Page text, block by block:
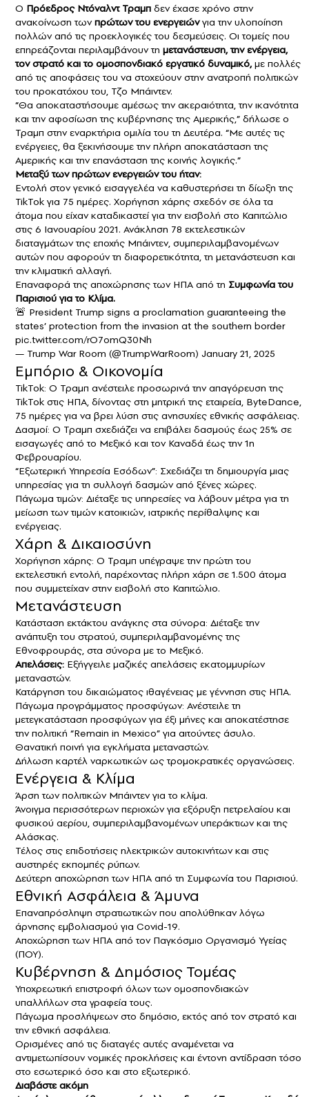
Ο Πρόεδρος Ντόναλντ Τραμπ δεν έχασε χρόνο στην
ανακοίνωση τωνπρώτων του ενεργειώνγια την υλοποίηση
πολλών από τις προεκλογικές του δεσμεύσεις. Οι τομείς που
επηρεάζονται περιλαμβάνουν τη μετανάστευση, την ενέργεια,
τον στρατό και το ομοσπονδιακό εργατικό δυναμικό,με πολλές
από τις αποφάσεις του να στοχεύουν στην ανατροπή πολιτικών
του προκατόχου του, Τζο Μπάιντεν.
“Θα αποκαταστήσουμε αμέσως την ακεραιότητα, την ικανότητα
και την αφοσίωση της κυβέρνησης της Αμερικής,” δήλωσε ο
Τραμπ στην εναρκτήρια ομιλία του τη Δευτέρα. “Με αυτές τις
ενέργειες, θα ξεκινήσουμε την πλήρη αποκατάσταση της
Αμερικής και την επανάσταση της κοινής λογικής.”
Μεταξύ των πρώτων ενεργειών του ήταν:
Εντολή στον γενικό εισαγγελέα να καθυστερήσει τη δίωξη της
TikTok για 75 ημέρες. Χορήγηση χάρης σχεδόν σε όλα τα
άτομα που είχαν καταδικαστεί για την εισβολή στο Καπιτώλιο
στις 6 Ιανουαρίου 2021. Ανάκληση 78 εκτελεστικών
διαταγμάτων της εποχής Μπάιντεν, συμπεριλαμβανομένων
αυτών που αφορούν τη διαφορετικότητα, τη μετανάστευση και
την κλιματική αλλαγή.
Επαναφορά της αποχώρησης των ΗΠΑ από τη Συμφωνία του
Παρισιού για το Κλίμα.
🚨 President Trump signs a proclamation guaranteeing the
states’ protection from the invasion at the southern border
pic.twitter.com/rO7omQ30Nh
— Trump War Room (@TrumpWarRoom) January 21, 2025
Εμπόριο & Οικονομία
TikTok: Ο Τραμπ ανέστειλε προσωρινά την απαγόρευση της
TikTok στις ΗΠΑ, δίνοντας στη μητρική της εταιρεία, ByteDance,
75 ημέρες για να βρει λύση στις ανησυχίες εθνικής ασφάλειας.
Δασμοί: Ο Τραμπ σχεδιάζει να επιβάλει δασμούς έως 25% σε
εισαγωγές από το Μεξικό και τον Καναδά έως την 1η
Φεβρουαρίου.
“Εξωτερική Υπηρεσία Εσόδων”: Σχεδιάζει τη δημιουργία μιας
υπηρεσίας για τη συλλογή δασμών από ξένες χώρες.
Πάγωμα τιμών: Διέταξε τις υπηρεσίες να λάβουν μέτρα για τη
μείωση των τιμών κατοικιών, ιατρικής περίθαλψης και
ενέργειας.
Χάρη & Δικαιοσύνη
Χορήγηση χάρης: Ο Τραμπ υπέγραψε την πρώτη του
εκτελεστική εντολή, παρέχοντας πλήρη χάρη σε 1.500 άτομα
που συμμετείχαν στην εισβολή στο Καπιτώλιο.
Μετανάστευση
Κατάσταση εκτάκτου ανάγκης στα σύνορα: Διέταξε την
ανάπτυξη του στρατού, συμπεριλαμβανομένης της
Εθνοφρουράς, στα σύνορα με το Μεξικό.
Απελάσεις: Εξήγγειλε μαζικές απελάσεις εκατομμυρίων
μεταναστών.
Κατάργηση του δικαιώματος ιθαγένειας με γέννηση στις ΗΠΑ.
Πάγωμα προγράμματος προσφύγων: Ανέστειλε τη
μετεγκατάσταση προσφύγων για έξι μήνες και αποκατέστησε
την πολιτική “Remain in Mexico” για αιτούντες άσυλο.
Θανατική ποινή για εγκλήματα μεταναστών.
Δήλωση καρτέλ ναρκωτικών ως τρομοκρατικές οργανώσεις.
Ενέργεια & Κλίμα
Άρση των πολιτικών Μπάιντεν για το κλίμα.
Άνοιγμα περισσότερων περιοχών για εξόρυξη πετρελαίου και
φυσικού αερίου, συμπεριλαμβανομένων υπεράκτιων και της
Αλάσκας.
Τέλος στις επιδοτήσεις ηλεκτρικών αυτοκινήτων και στις
αυστηρές εκπομπές ρύπων.
Δεύτερη αποχώρηση των ΗΠΑ από τη Συμφωνία του Παρισιού.
Εθνική Ασφάλεια & Άμυνα
Επαναπρόσληψη στρατιωτικών που απολύθηκαν λόγω
άρνησης εμβολιασμού για Covid-19.
Αποχώρηση των ΗΠΑ από τον Παγκόσμιο Οργανισμό Υγείας
(ΠΟΥ).
Κυβέρνηση & Δημόσιος Τομέας
Υποχρεωτική επιστροφή όλων τωνομοσπονδιακών
υπαλλήλων στα γραφεία τους.
Πάγωμα προσλήψεων στο δημόσιο, εκτός από τον στρατό και
την εθνική ασφάλεια.
Ορισμένες από τις διαταγές αυτές αναμένεται να
αντιμετωπίσουν νομικές προκλήσεις και έντονη αντίδραση τόσο
στο εσωτερικό όσο και στο εξωτερικό.
Διαβάστε ακόμη